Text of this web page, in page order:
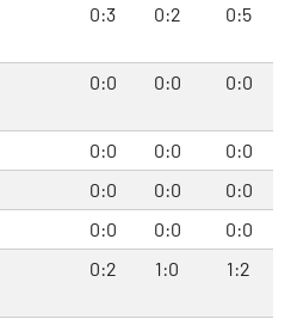
0:3 0:2 0:5
0:0 0:0 0:0
0:0 0:0
0:0
0:0 0:0
0:0
0:0 0:0
0:0
0:2 1:0 1:2